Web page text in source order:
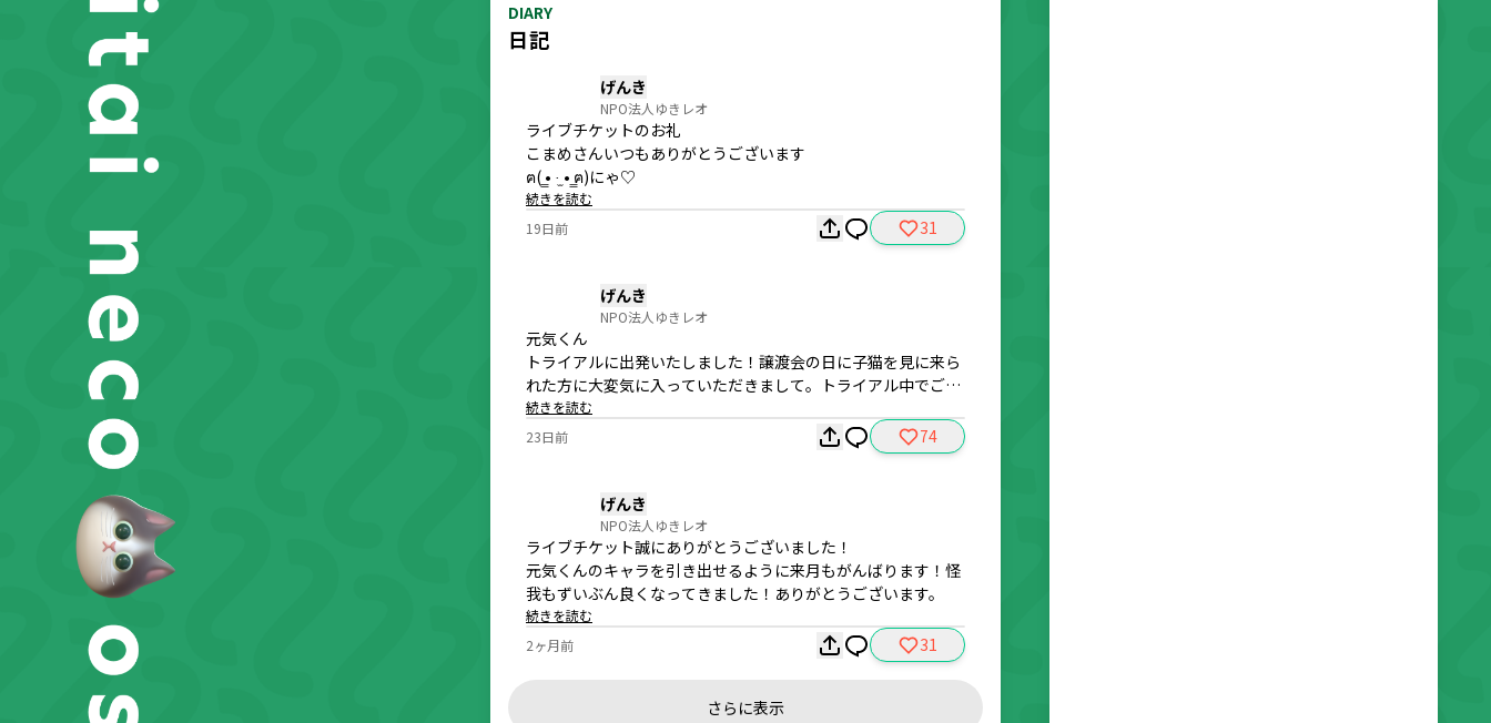
DIARY
日記
げんき
NPO法人ゆきレオ
ライブチケットのお礼
こまめさんいつもありがとうございます
ฅ( ̳• ·̫ • ̳ฅ)にゃ♡
続きを読む
19日前
31
げんき
NPO法人ゆきレオ
元気くん
トライアルに出発いたしました！譲渡会の日に子猫を見に来ら
れた方に大変気に入っていただきまして。トライアル中でござ
います。
既に完全にリラックスして過ごしているとお聞きしていますの
続きを読む
23日前
74
げんき
NPO法人ゆきレオ
ライブチケット誠にありがとうございました！
元気くんのキャラを引き出せるように来月もがんばります！怪
我もずいぶん良くなってきました！ありがとうございます。
続きを読む
2ヶ月前
31
さらに表示